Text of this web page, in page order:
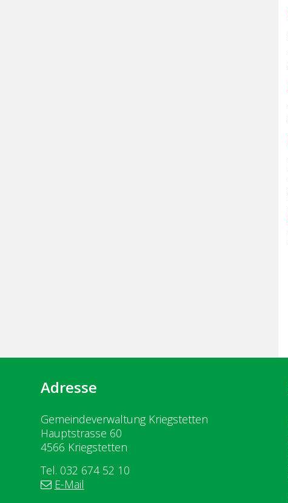
Adresse
Gemeindeverwaltung Kriegstetten
Hauptstrasse 60
4566 Kriegstetten
Tel. 032 674 52 10
E-Mail